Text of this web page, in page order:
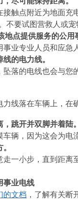
接触点附近为地面充
不要试图营救人或宠
地点提供服务的公
业专业人员和应急
的电力线。
坠落的电线也会与您
力线落在车辆上，在
跳开并双脚并着陆。
辆，因为这会为电
走一小步，直到距离
事业电线
的文档 ，了解有关断